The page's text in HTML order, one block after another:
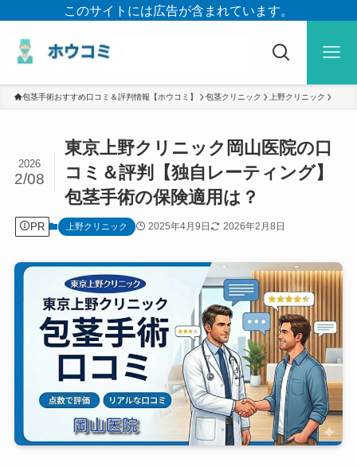
このサイトには広告が含まれています。
包茎手術おすすめ口コミ＆評判情報【ホウコミ】 包茎クリニック 上野クリニック
東京上野クリニック岡山医院の口
コミ＆評判【独自レーティング】
包茎手術の保険適用は？
2026
2/08
PR 上野クリニック 2025年4月9日 2026年2月8日